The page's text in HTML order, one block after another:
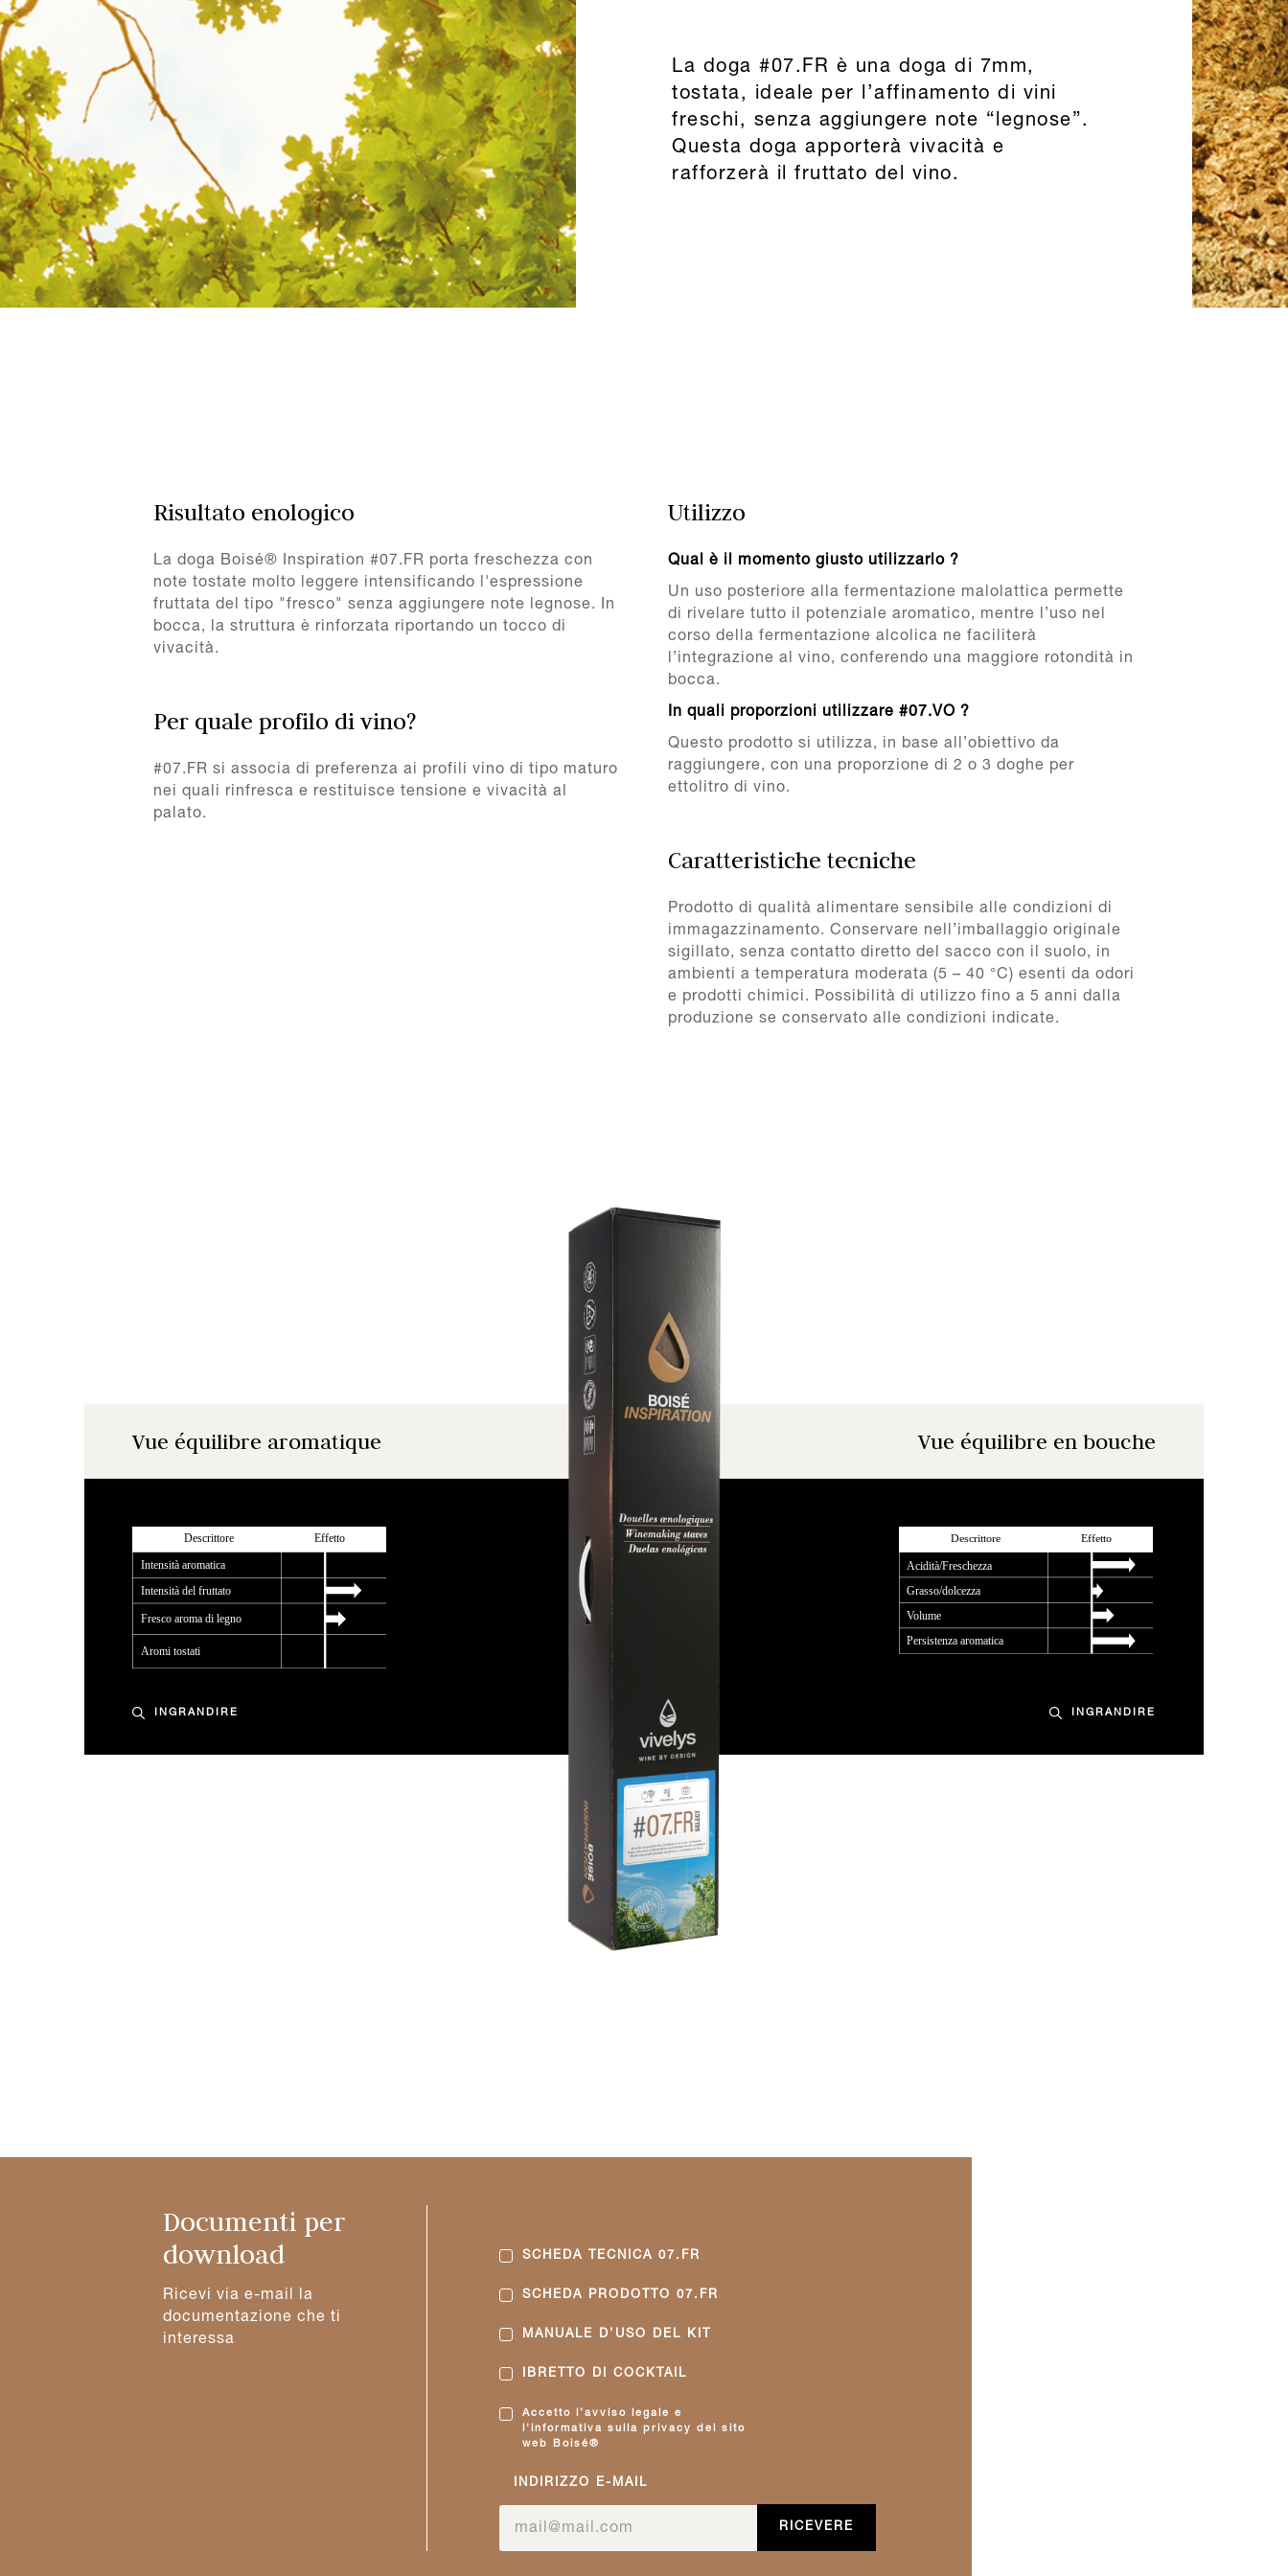
La doga #07.FR è una doga di 7mm,
tostata, ideale per l’affinamento di vini
freschi, senza aggiungere note “legnose”.
Questa doga apporterà vivacità e
rafforzerà il fruttato del vino.
Risultato enologico
La doga Boisé® Inspiration #07.FR porta freschezza con
note tostate molto leggere intensificando l'espressione
fruttata del tipo "fresco" senza aggiungere note legnose. In
bocca, la struttura è rinforzata riportando un tocco di
vivacità.
Per quale profilo di vino?
#07.FR si associa di preferenza ai profili vino di tipo maturo
nei quali rinfresca e restituisce tensione e vivacità al
palato.
Utilizzo
Qual è il momento giusto utilizzarlo ?
Un uso posteriore alla fermentazione malolattica permette
di rivelare tutto il potenziale aromatico, mentre l’uso nel
corso della fermentazione alcolica ne faciliterà
l’integrazione al vino, conferendo una maggiore rotondità in
bocca.
In quali proporzioni utilizzare #07.VO ?
Questo prodotto si utilizza, in base all’obiettivo da
raggiungere, con una proporzione di 2 o 3 doghe per
ettolitro di vino.
Caratteristiche tecniche
Prodotto di qualità alimentare sensibile alle condizioni di
immagazzinamento. Conservare nell’imballaggio originale
sigillato, senza contatto diretto del sacco con il suolo, in
ambienti a temperatura moderata (5 – 40 °C) esenti da odori
e prodotti chimici. Possibilità di utilizzo fino a 5 anni dalla
produzione se conservato alle condizioni indicate.
Vue équilibre aromatique
INGRANDIRE
Vue équilibre en bouche
INGRANDIRE
Documenti per
download
Ricevi via e-mail la
documentazione che ti
interessa
SCHEDA TECNICA 07.FR
SCHEDA PRODOTTO 07.FR
MANUALE D’USO DEL KIT
IBRETTO DI COCKTAIL
Accetto l’avviso legale e
l'informativa sulla privacy del sito
web Boisé®
INDIRIZZO E-MAIL